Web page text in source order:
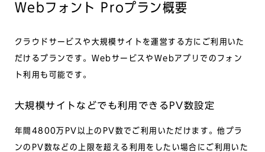
Webフォント Proプラン概要
クラウドサービスや大規模サイトを運営する方にご利用いた
だけるプランです。WebサービスやWebアプリでのフォン
ト利用も可能です。
大規模サイトなどでも利用できるPV数設定
年間4800万PV以上のPV数でご利用いただけます。他プラ
ンのPV数などの上限を超える利用をしたい場合にご利用いた